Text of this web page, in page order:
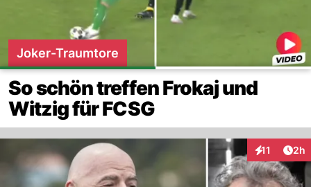
Joker-Traumtore
So schön treffen Frokaj und
Witzig für FCSG
11 2h